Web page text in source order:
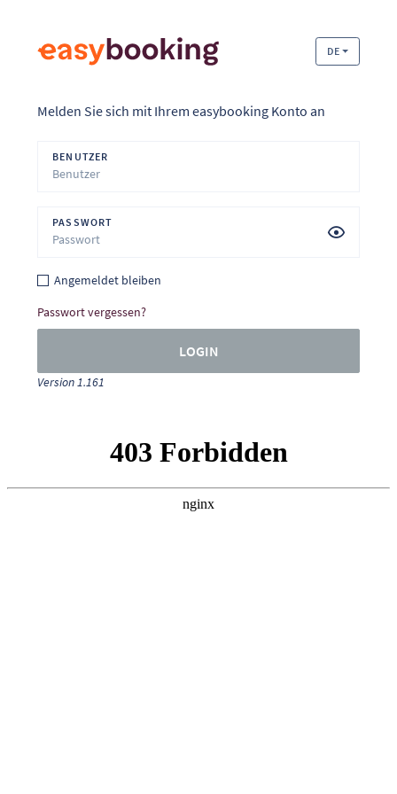
DE
Melden Sie sich mit Ihrem easybooking Konto an
BENUTZER
PASSWORT
Angemeldet bleiben
Passwort vergessen?
LOGIN
Version 1.161